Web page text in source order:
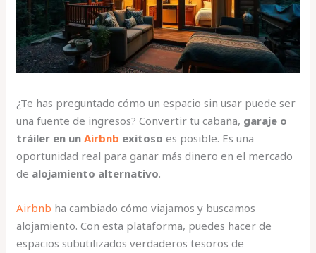
¿Te has preguntado cómo un espacio sin usar puede ser
una fuente de ingresos? Convertir tu cabaña, garaje o
tráiler en unAirbnb exitoso es posible. Es una
oportunidad real para ganar más dinero en el mercado
de alojamiento alternativo.
Airbnb ha cambiado cómo viajamos y buscamos
alojamiento. Con esta plataforma, puedes hacer de
espacios subutilizados verdaderos tesoros de